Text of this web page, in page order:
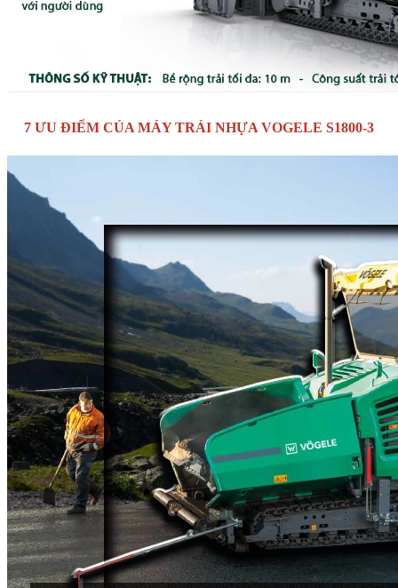
7 ƯU ĐIỂM CỦA MÁY TRẢI NHỰA VOGELE S1800-3